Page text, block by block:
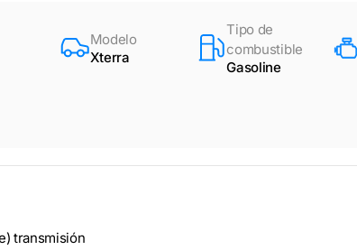
Modelo
Xterra
Tipo de
combustible
Gasoline
transmisión